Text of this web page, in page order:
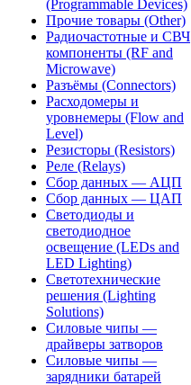
(Programmable Devices)
Прочие товары (Other)
Радиочастотные и СВЧ
компоненты (RF and
Microwave)
Разъёмы (Connectors)
Расходомеры и
уровнемеры (Flow and
Level)
Резисторы (Resistors)
Реле (Relays)
Сбор данных — АЦП
Сбор данных — ЦАП
Светодиоды и
светодиодное
освещение (LEDs and
LED Lighting)
Светотехнические
решения (Lighting
Solutions)
Силовые чипы —
драйверы затворов
Силовые чипы —
зарядники батарей